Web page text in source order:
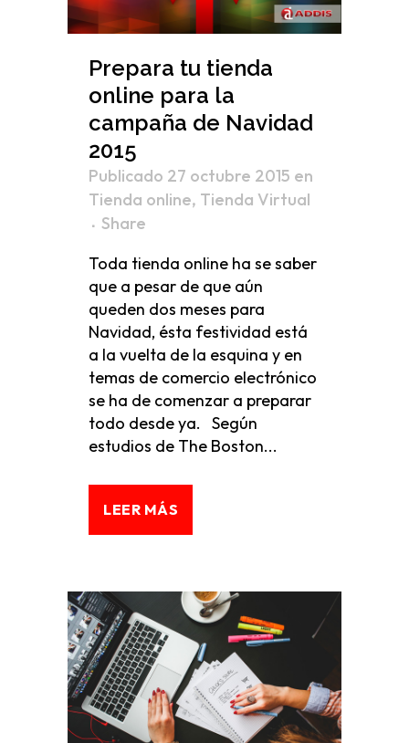
Prepara tu tienda
online para la
campaña de Navidad
2015
Publicado 27 octubre 2015 en
Tienda online, Tienda Virtual
Share
Toda tienda online ha se saber
que a pesar de que aún
queden dos meses para
Navidad, ésta festividad está
a la vuelta de la esquina y en
temas de comercio electrónico
se ha de comenzar a preparar
todo desde ya. Según
estudios de The Boston...
LEER MÁS